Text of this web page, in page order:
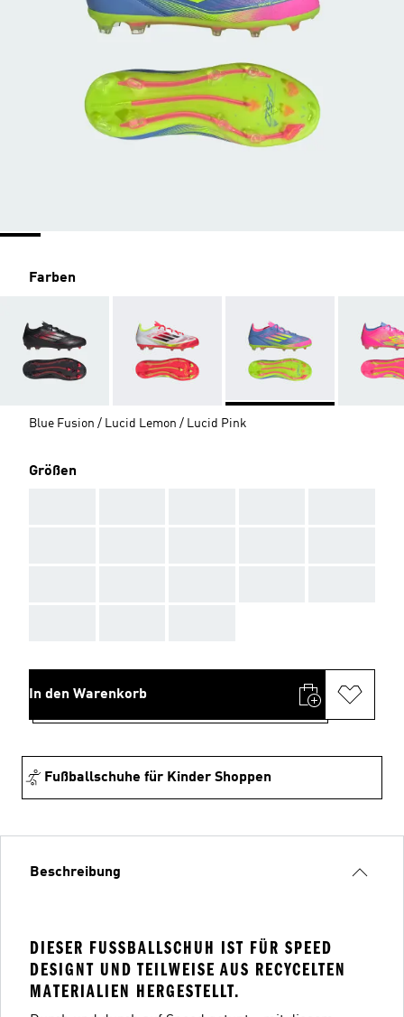
Farben
Blue Fusion / Lucid Lemon / Lucid Pink
Größen
In den Warenkorb
Fußballschuhe für Kinder Shoppen
Beschreibung
DIESER FUSSBALLSCHUH IST FÜR SPEED D
ESIGNT UND TEILWEISE AUS RECYCELTEN M
ATERIALIEN HERGESTELLT.